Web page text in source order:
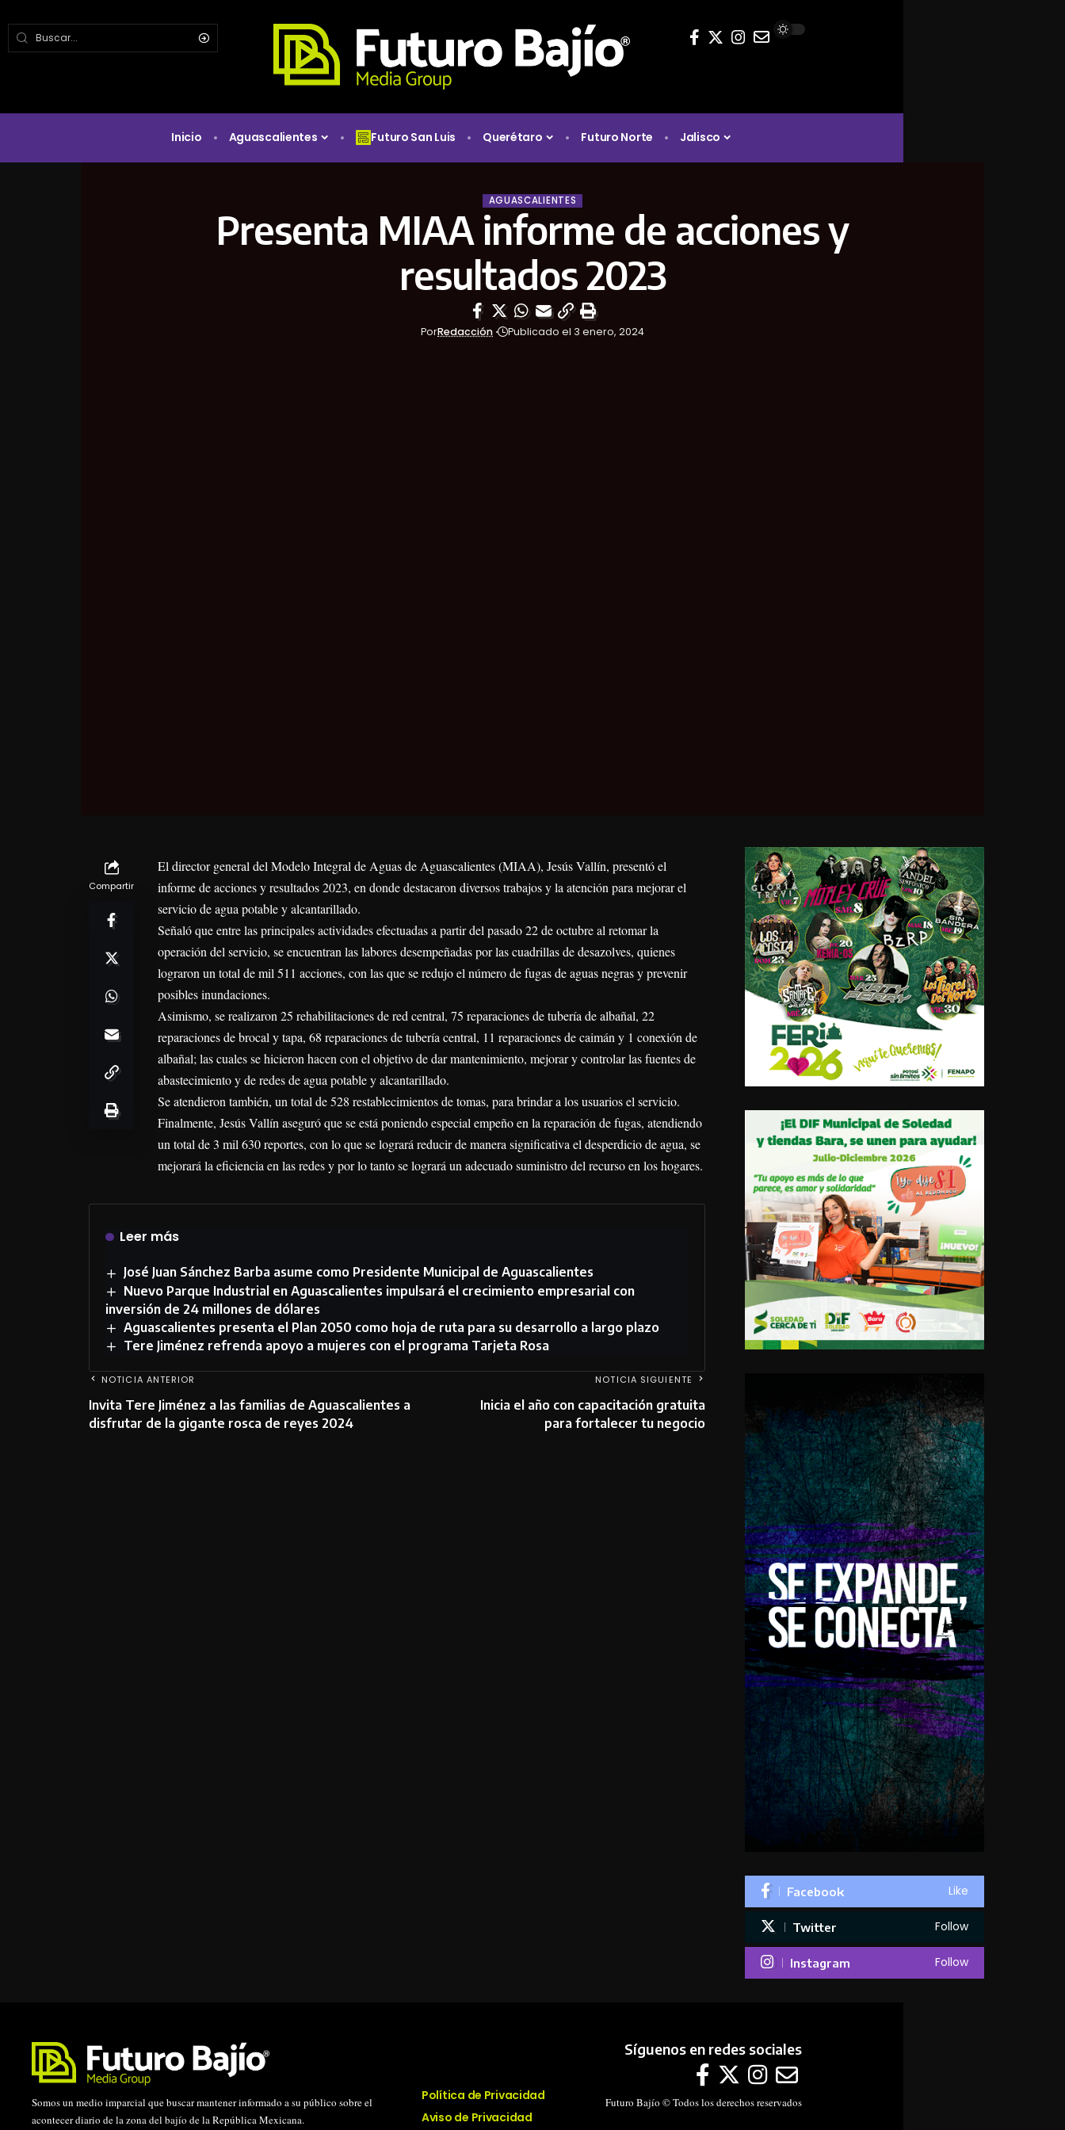
Inicio Aguascalientes Futuro San Luis Querétaro Futuro Norte Jalisco
AGUASCALIENTES
Presenta MIAA informe de acciones y
resultados 2023
PorRedacción Publicado el 3 enero, 2024
Compartir
El director general del Modelo Integral de Aguas de Aguascalientes (MIAA), Jesús Vallín, presentó el
informe de acciones y resultados 2023, en donde destacaron diversos trabajos y la atención para mejorar el
servicio de agua potable y alcantarillado.
Señaló que entre las principales actividades efectuadas a partir del pasado 22 de octubre al retomar la
operación del servicio, se encuentran las labores desempeñadas por las cuadrillas de desazolves, quienes
lograron un total de mil 511 acciones, con las que se redujo el número de fugas de aguas negras y prevenir
posibles inundaciones.
Asimismo, se realizaron 25 rehabilitaciones de red central, 75 reparaciones de tubería de albañal, 22
reparaciones de brocal y tapa, 68 reparaciones de tubería central, 11 reparaciones de caimán y 1 conexión de
albañal; las cuales se hicieron hacen con el objetivo de dar mantenimiento, mejorar y controlar las fuentes de
abastecimiento y de redes de agua potable y alcantarillado.
Se atendieron también, un total de 528 restablecimientos de tomas, para brindar a los usuarios el servicio.
Finalmente, Jesús Vallín aseguró que se está poniendo especial empeño en la reparación de fugas, atendiendo
un total de 3 mil 630 reportes, con lo que se logrará reducir de manera significativa el desperdicio de agua, se
mejorará la eficiencia en las redes y por lo tanto se logrará un adecuado suministro del recurso en los hogares.
Leer más
José Juan Sánchez Barba asume como Presidente Municipal de Aguascalientes
Nuevo Parque Industrial en Aguascalientes impulsará el crecimiento empresarial con
inversión de 24 millones de dólares
Aguascalientes presenta el Plan 2050 como hoja de ruta para su desarrollo a largo plazo
Tere Jiménez refrenda apoyo a mujeres con el programa Tarjeta Rosa
NOTICIA ANTERIOR
Invita Tere Jiménez a las familias de Aguascalientes a
disfrutar de la gigante rosca de reyes 2024
NOTICIA SIGUIENTE
Inicia el año con capacitación gratuita
para fortalecer tu negocio
Facebook Like
Twitter Follow
Instagram Follow
Somos un medio imparcial que buscar mantener informado a su público sobre el
acontecer diario de la zona del bajío de la República Mexicana.
Política de Privacidad
Aviso de Privacidad
Síguenos en redes sociales
Futuro Bajío © Todos los derechos reservados